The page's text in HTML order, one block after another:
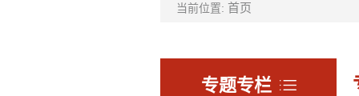
当前位置: 首页
专题专栏